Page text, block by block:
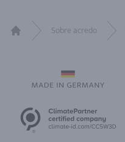
Sobre acredo